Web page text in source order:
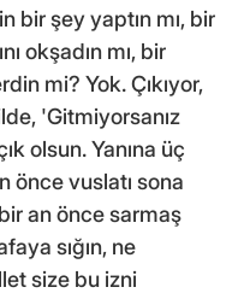
bir şey yaptın mı, bir
okşadın mı, bir
mi? Yok. Çıkıyor,
'Gitmiyorsanız
olsun. Yanına üç
önce vuslatı sona
an önce sarmaş
sığın, ne
size bu izni